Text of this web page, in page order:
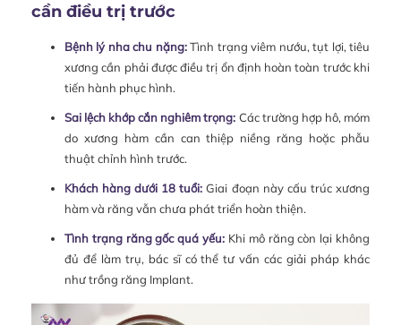
cần điều trị trước
Bệnh lý nha chu nặng:Tình trạng viêm nướu, tụt lợi, tiêu
xương cần phải được điều trị ổn định hoàn toàn trước khi
tiến hành phục hình.
Sai lệch khớp cắn nghiêm trọng: Các trường hợp hô, móm
do xương hàm cần can thiệp niềng răng hoặc phẫu
thuật chỉnh hình trước.
Khách hàng dưới 18 tuổi: Giai đoạn này cấu trúc xương
hàm và răng vẫn chưa phát triển hoàn thiện.
Tình trạng răng gốc quá yếu: Khi mô răng còn lại không
đủ để làm trụ, bác sĩ có thể tư vấn các giải pháp khác
như trồng răng Implant.